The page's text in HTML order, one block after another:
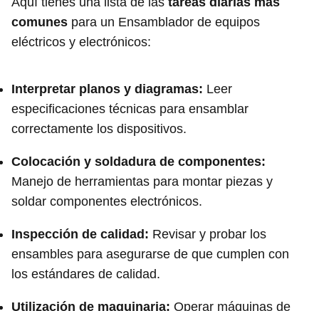
comunes para un Ensamblador de equipos
eléctricos y electrónicos:
Interpretar planos y diagramas: Leer
especificaciones técnicas para ensamblar
correctamente los dispositivos.
Colocación y soldadura de componentes:
Manejo de herramientas para montar piezas y
soldar componentes electrónicos.
Inspección de calidad: Revisar y probar los
ensambles para asegurarse de que cumplen con
los estándares de calidad.
Utilización de maquinaria: Operar máquinas de